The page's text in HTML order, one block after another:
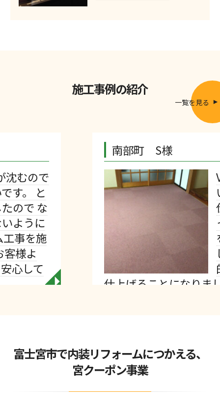
施工事例の紹介
一覧を見る
南部町 S様
Views: 11
いとのご相
仕上げを
っている
を上げて
して木工
的には、
仕上げることになりまし…
富士宮市で内装リフォームにつかえる、
宮クーポン事業